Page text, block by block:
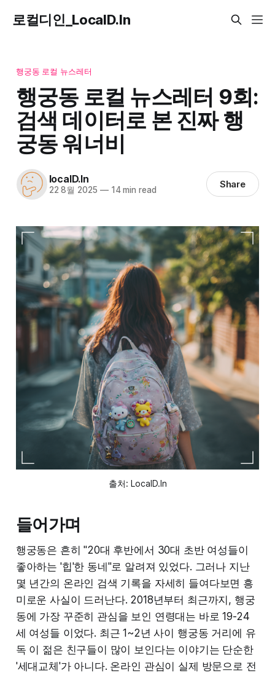
로컬디인_LocalD.In
행궁동 로컬 뉴스레터
행궁동 로컬 뉴스레터 9회:
검색 데이터로 본 진짜 행
궁동 워너비
localD.In
22 8월 2025 —14 min read Share
출처: LocalD.In
들어가며
행궁동은 흔히 "20대 후반에서 30대 초반 여성들이
좋아하는 '힙'한 동네"로 알려져 있었다. 그러나 지난
몇 년간의 온라인 검색 기록을 자세히 들여다보면 흥
미로운 사실이 드러난다. 2018년부터 최근까지, 행궁
동에 가장 꾸준히 관심을 보인 연령대는 바로 19-24
세 여성들 이었다. 최근 1~2년 사이 행궁동 거리에 유
독 이 젊은 친구들이 많이 보인다는 이야기는 단순한
'세대교체'가 아니다. 온라인 관심이 실제 방문으로 전